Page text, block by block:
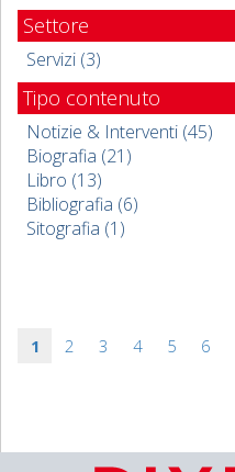
Settore
Servizi (3)
Tipo contenuto
Notizie & Interventi (45)
Biografia (21)
Libro (13)
Bibliografia (6)
Sitografia (1)
1 2 3 4 5 6